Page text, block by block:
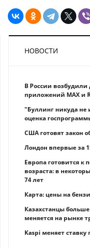
НОВОСТИ
В России возбудили
приложений MAX и
"Буллинг никуда не
оценка
США готовят закон
Лондон впервые за
Европа готовится
возраста: в
74 лет
Карта: цены на
Казахстанцы больше
меняется на рынке
Kaspi меняет